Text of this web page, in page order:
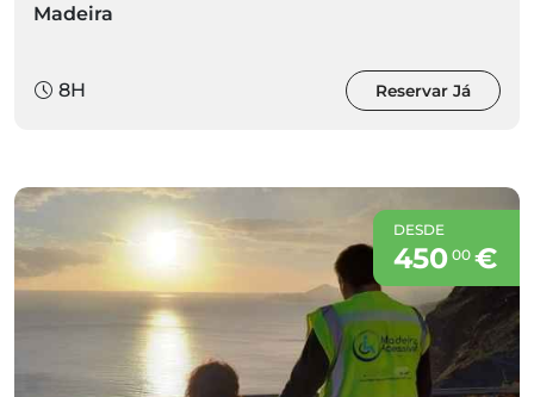
Madeira
8H Reservar Já
DESDE
450 00€